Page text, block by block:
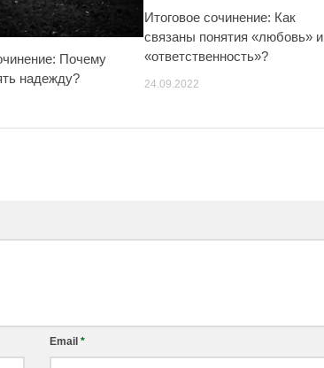
Почему
надежду?
Итоговое сочинение: Как
связаны понятия «любовь» и
«ответственность»?
24.09.2022
Email *